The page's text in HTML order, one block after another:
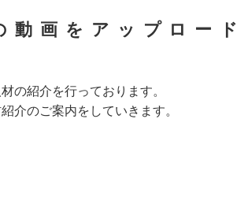
動画をアップロード
の紹介を行っております。
介のご案内をしていきます。